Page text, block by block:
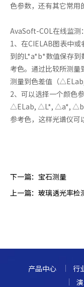
色参数，还有其它常用
AvaSoft-COL在线监测：
1、在CIELAB图表中
到的L*a*b*数值保存到
考色。通过比较所测
测量到色差值（
2、可以选择一个颜色
△ELab, △L*, △a*, △b*
参考色，这样光谱仪可
下一篇： 宝石测量
上一篇： 玻璃透光率检
产品中心 行